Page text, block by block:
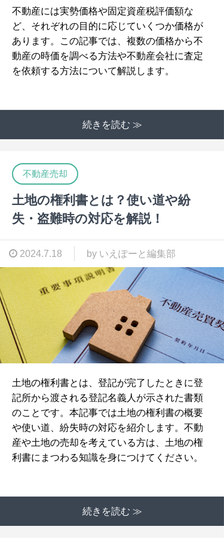
不動産には実勢価格や固定資産税評価額な
ど、それぞれの目的に応じていくつか価格が
あります。この記事では、複数の価格から不
動産の時価を調べる方法や不動産会社に査定
を依頼する方法について解説します。
続きを読む ≫
不動産売却
土地の権利書とは？使い道や紛
失・盗難時の対応を解説！
2024.7.18 by いえぽーと編集部
土地の権利書とは、登記が完了したときに登
記所から渡される登記名義人が示された書類
のことです。本記事では土地の権利書の概要
や使い道、紛失時の対応を紹介します。不動
産や土地の売却を考えている方は、土地の権
利書にまつわる知識を身につけてください。
続きを読む ≫